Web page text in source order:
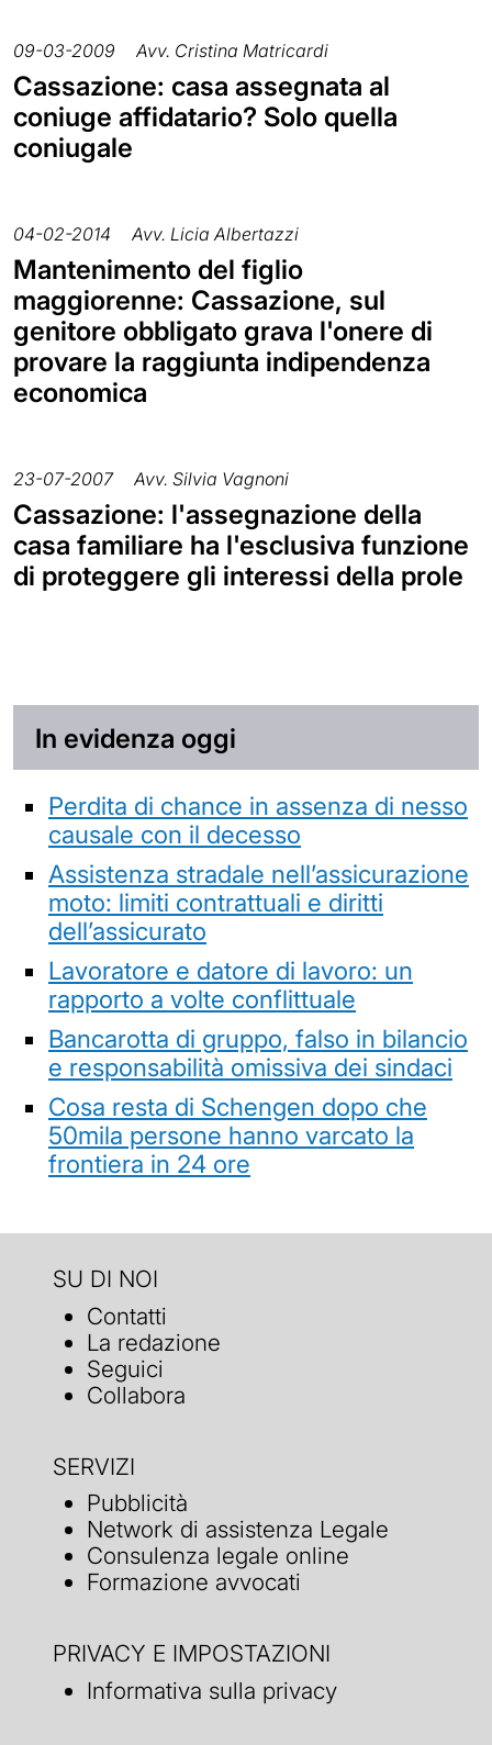
09-03-2009 Avv. Cristina Matricardi
Cassazione: casa assegnata al
coniuge affidatario? Solo quella
coniugale
04-02-2014 Avv. Licia Albertazzi
Mantenimento del figlio
maggiorenne: Cassazione, sul
genitore obbligato grava l'onere di
provare la raggiunta indipendenza
economica
23-07-2007 Avv. Silvia Vagnoni
Cassazione: l'assegnazione della
casa familiare ha l'esclusiva funzione
di proteggere gli interessi della prole
In evidenza oggi
Perdita di chance in assenza di nesso
causale con il decesso
Assistenza stradale nell’assicurazione
moto: limiti contrattuali e diritti
dell’assicurato
Lavoratore e datore di lavoro: un
rapporto a volte conflittuale
Bancarotta di gruppo, falso in bilancio
e responsabilità omissiva dei sindaci
Cosa resta di Schengen dopo che
50mila persone hanno varcato la
frontiera in 24 ore
SU DI NOI
Contatti
La redazione
Seguici
Collabora
SERVIZI
Pubblicità
Network di assistenza Legale
Consulenza legale online
Formazione avvocati
PRIVACY E IMPOSTAZIONI
Informativa sulla privacy